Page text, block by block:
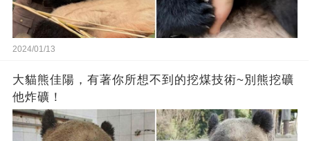
2024/01/13
大貓熊佳陽，有著你所想不到的挖煤技術~別熊挖礦
他炸礦！